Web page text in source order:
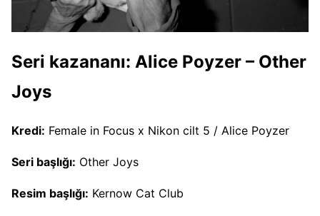
Seri kazananı: Alice Poyzer – Other
Joys
Kredi: Female in Focus x Nikon cilt 5 / Alice Poyzer
Seri başlığı: Other Joys
Resim başlığı: Kernow Cat Club